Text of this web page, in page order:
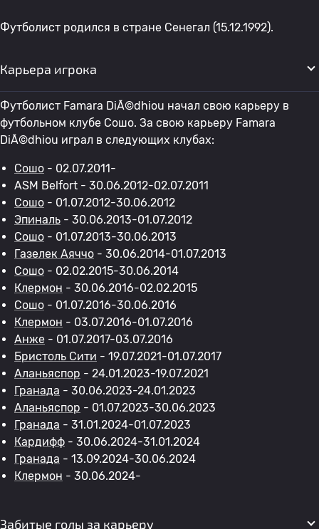
Футболист родился в стране Сенегал (15.12.1992).
Карьера игрока
Футболист Famara DiÃ©dhiou начал свою карьеру в
футбольном клубе Сошо. За свою карьеру Famara
DiÃ©dhiou играл в следующих клубах:
Сошо - 02.07.2011-
ASM Belfort - 30.06.2012-02.07.2011
Сошо - 01.07.2012-30.06.2012
Эпиналь - 30.06.2013-01.07.2012
Сошо - 01.07.2013-30.06.2013
Газелек Аяччо - 30.06.2014-01.07.2013
Сошо - 02.02.2015-30.06.2014
Клермон - 30.06.2016-02.02.2015
Сошо - 01.07.2016-30.06.2016
Клермон - 03.07.2016-01.07.2016
Анже - 01.07.2017-03.07.2016
Бристоль Сити - 19.07.2021-01.07.2017
Аланьяспор - 24.01.2023-19.07.2021
Гранада - 30.06.2023-24.01.2023
Аланьяспор - 01.07.2023-30.06.2023
Гранада - 31.01.2024-01.07.2023
Кардифф - 30.06.2024-31.01.2024
Гранада - 13.09.2024-30.06.2024
Клермон - 30.06.2024-
Забитые голы за карьеру